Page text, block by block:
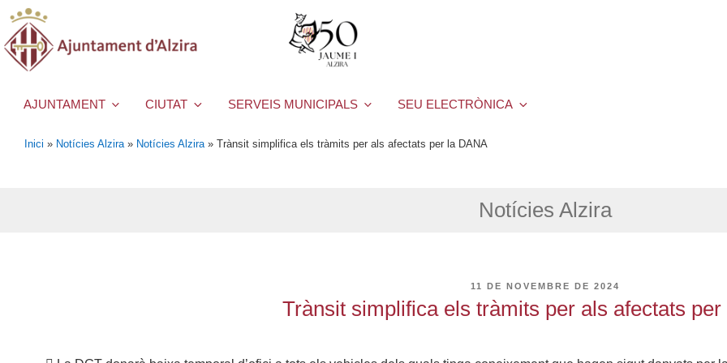
AJUNTAMENT CIUTAT SERVEIS MUNICIPALS SEU ELECTRÒNICA
Inici » Notícies Alzira » Notícies Alzira » Trànsit simplifica els tràmits per als afectats per la DANA
Notícies Alzira
PUBLICAT
11 DE NOVEMBRE DE 2024
Trànsit simplifica els tràmits per als afectats